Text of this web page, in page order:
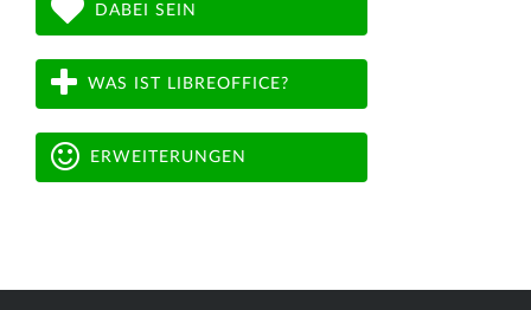
DABEI SEIN
WAS IST LIBREOFFICE?
ERWEITERUNGEN